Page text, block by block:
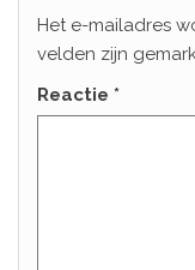
Het e-mailadres
velden zijn
Reactie *